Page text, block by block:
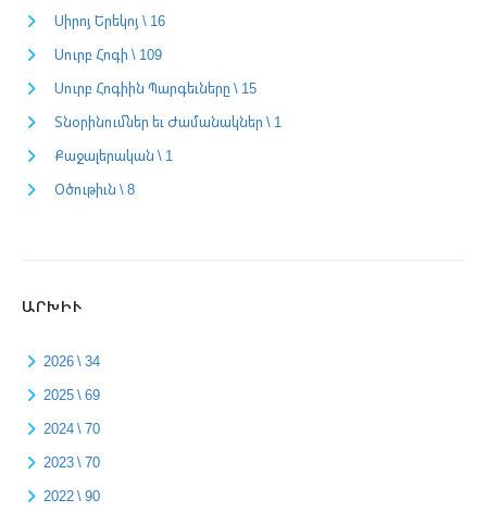
Սիրոյ Երեկոյ \ 16
Սուրբ Հոգի \ 109
Սուրբ Հոգիին Պարգեւները \ 15
Տնօրինումներ եւ Ժամանակներ \ 1
Քաջալերական \ 1
Օծութիւն \ 8
ԱՐԽԻՒ
2026 \ 34
2025 \ 69
2024 \ 70
2023 \ 70
2022 \ 90